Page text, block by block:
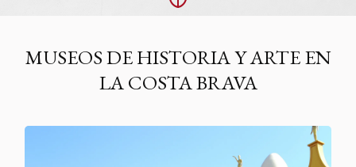
MUSEOS DE HISTORIA Y ARTE EN
LA COSTA BRAVA